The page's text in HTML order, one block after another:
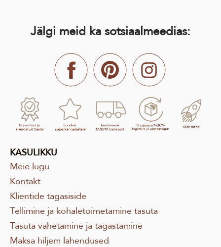
Jälgi meid ka sotsiaalmeedias:
KASULIKKU
Meie lugu
Kontakt
Klientide tagasiside
Tellimine ja kohaletoimetamine tasuta
Tasuta vahetamine ja tagastamine
Maksa hiljem lahendused